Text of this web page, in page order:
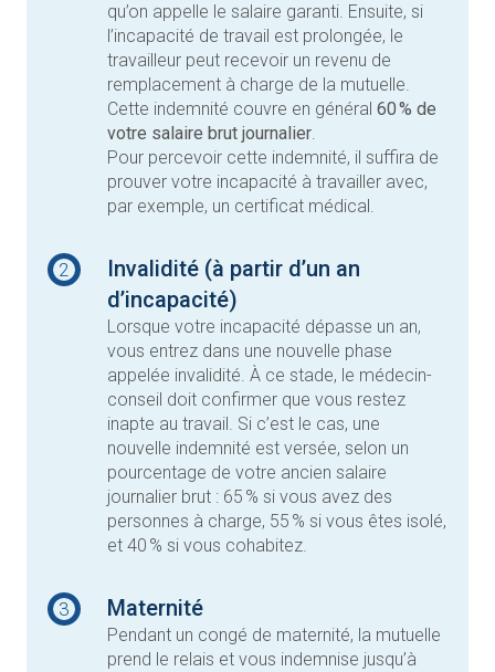
qu’on appelle le salaire garanti. Ensuite, si
l’incapacité de travail est prolongée, le
travailleur peut recevoir un revenu de
remplacement à charge de la mutuelle.
Cette indemnité couvre en général60 % de
votre salaire brut journalier.
Pour percevoir cette indemnité, il suffira de
prouver votre incapacité à travailler avec,
par exemple, un certificat médical.
2
Invalidité (à partir d’un an
d’incapacité)
Lorsque votre incapacité dépasse un an,
vous entrez dans une nouvelle phase
appelée invalidité. À ce stade, le médecin-
conseil doit confirmer que vous restez
inapte au travail. Si c’est le cas, une
nouvelle indemnité est versée, selon un
pourcentage de votre ancien salaire
journalier brut : 65 % si vous avez des
personnes à charge, 55 % si vous êtes isolé,
et 40 % si vous cohabitez.
3 Maternité
Pendant un congé de maternité, la mutuelle
prend le relais et vous indemnise jusqu’à